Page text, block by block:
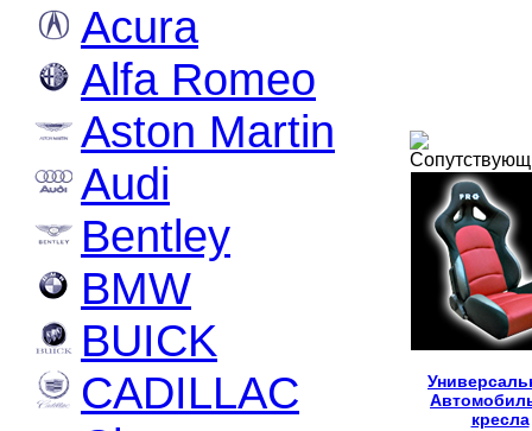
Acura
Alfa Romeo
Aston Martin
Audi
Bentley
BMW
BUICK
CADILLAC
кресла